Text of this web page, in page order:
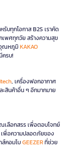
ทุกโอกาส B2S เราคัด
เพศทุกวัย สร้างความสุข
อุณหภูมิKAKAO
ครบ!
, เครื่องฟอกอากาศ
ะสินค้าอื่น ๆ อีกมากมาย
ลือกสรร เพื่อตอบโจทย์
เพื่อความปลอดภัยของ
ส์คอมโบGEEZERที่ช่วย